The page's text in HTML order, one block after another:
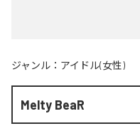
ジャンル： アイドル(女性)
Melty BeaR